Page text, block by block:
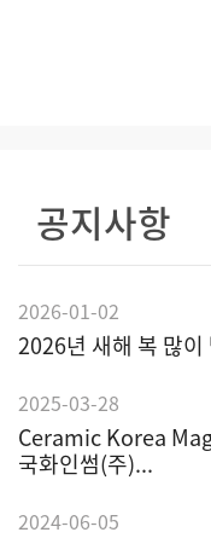
공지사항
2026-01-02
2026년 새해 복 많이
2025-03-28
Ceramic Korea
국화인썸(주)...
2024-06-05